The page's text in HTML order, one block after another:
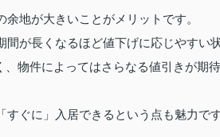
地が大きいことがメリットです。
が長くなるほど値下げに応じやすい
物件によってはさらなる値引きが期
ぐに」入居できるという点も魅力です